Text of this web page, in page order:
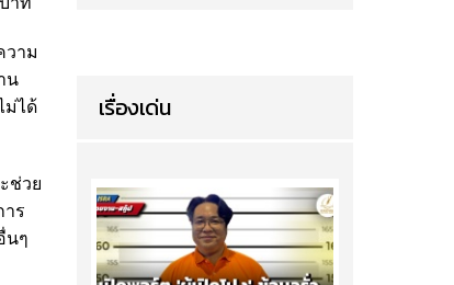
วาม
น
ม่ได้
ช่วย
าร
นๆ
เรื่องเด่น